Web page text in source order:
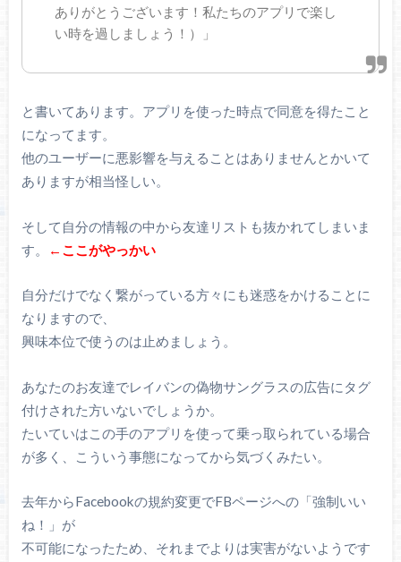
ありがとうございます！私たちのアプリで楽し
い時を過しましょう！）」
と書いてあります。アプリを使った時点で同意を得たこと
になってます。
他のユーザーに悪影響を与えることはありませんとかいて
ありますが相当怪しい。
そして自分の情報の中から友達リストも抜かれてしまいま
す。
←ここがやっかい
自分だけでなく繋がっている方々にも迷惑をかけることに
なりますので、
興味本位で使うのは止めましょう。
あなたのお友達でレイバンの偽物サングラスの広告にタグ
付けされた方いないでしょうか。
たいていはこの手のアプリを使って乗っ取られている場合
が多く、こういう事態になってから気づくみたい。
去年からFacebookの規約変更でFBページへの「強制いい
ね！」が
不可能になったため、それまでよりは実害がないようです